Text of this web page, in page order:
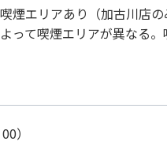
煙エリアあり（加古川店の
って喫煙エリアが異なる
）